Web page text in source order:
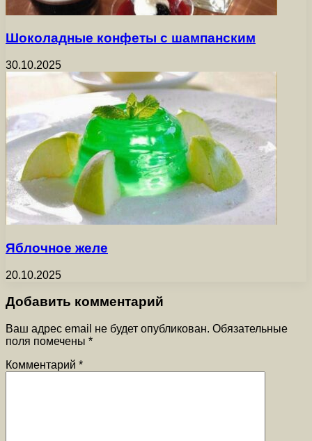
Шоколадные конфеты с шампанским
30.10.2025
Яблочное желе
20.10.2025
Добавить комментарий
Ваш адрес email не будет опубликован. Обязательные
поля помечены *
Комментарий *